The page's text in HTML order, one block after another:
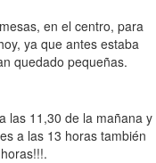
en el centro, para
ya que antes estaba
quedado pequeñas.
las 11,30 de la mañana y
a las 13 horas también